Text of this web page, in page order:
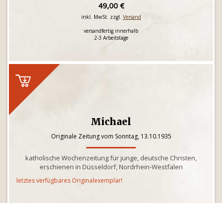
49,00 €
inkl. MwSt. zzgl. Versand
versandfertig innerhalb
2-3 Arbeitstage
Michael
Originale Zeitung vom Sonntag, 13.10.1935
katholische Wochenzeitung für junge, deutsche Christen,
erschienen in Düsseldorf, Nordrhein-Westfalen
letztes verfügbares Originalexemplar!